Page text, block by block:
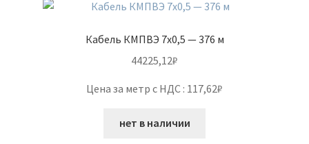
Кабель КМПВЭ 7х0,5 — 376 м
44225,12₽
Цена за метр с НДС : 117,62₽
нет в наличии